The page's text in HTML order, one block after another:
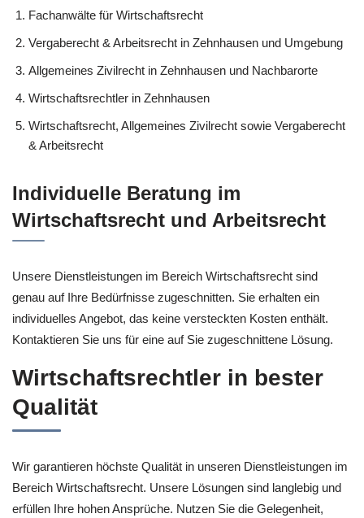
Fachanwälte für Wirtschaftsrecht
Vergaberecht & Arbeitsrecht in Zehnhausen und Umgebung
Allgemeines Zivilrecht in Zehnhausen und Nachbarorte
Wirtschaftsrechtler in Zehnhausen
Wirtschaftsrecht, Allgemeines Zivilrecht sowie Vergaberecht
& Arbeitsrecht
Individuelle Beratung im
Wirtschaftsrecht und Arbeitsrecht
Unsere Dienstleistungen im Bereich Wirtschaftsrecht sind
genau auf Ihre Bedürfnisse zugeschnitten. Sie erhalten ein
individuelles Angebot, das keine versteckten Kosten enthält.
Kontaktieren Sie uns für eine auf Sie zugeschnittene Lösung.
Wirtschaftsrechtler in bester
Qualität
Wir garantieren höchste Qualität in unseren Dienstleistungen im
Bereich Wirtschaftsrecht. Unsere Lösungen sind langlebig und
erfüllen Ihre hohen Ansprüche. Nutzen Sie die Gelegenheit,